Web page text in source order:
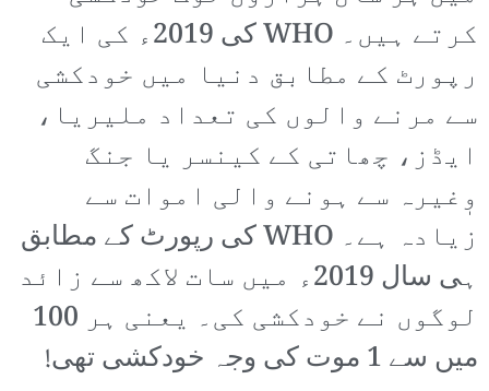
کرتے ہیں۔ WHO کی 2019ء کی ایک
رپورٹ کے مطابق دنیا میں خودکشی
سے مرنے والوں کی تعداد ملیریا،
ایڈز، چھاتی کے کینسر یا جنگ
وٖغیرہ سے ہونے والی اموات سے
زیادہ ہے۔ WHO کی رپورٹ کے مطابق
ہی سال 2019ء میں سات لاکھ سے زائد
لوگوں نے خودکشی کی۔ یعنی ہر 100
میں سے 1 موت کی وجہ خودکشی تھی!